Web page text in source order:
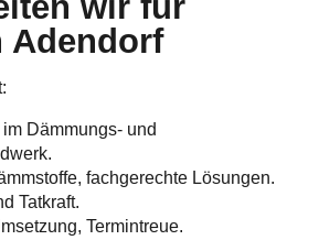
Adendorf
Dämmungs- und
fachgerechte Lösungen.
Tatkraft.
Termintreue.